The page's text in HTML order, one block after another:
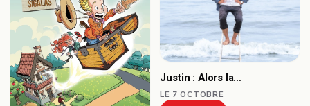
Justin : Alors la…
LE 7 OCTOBRE